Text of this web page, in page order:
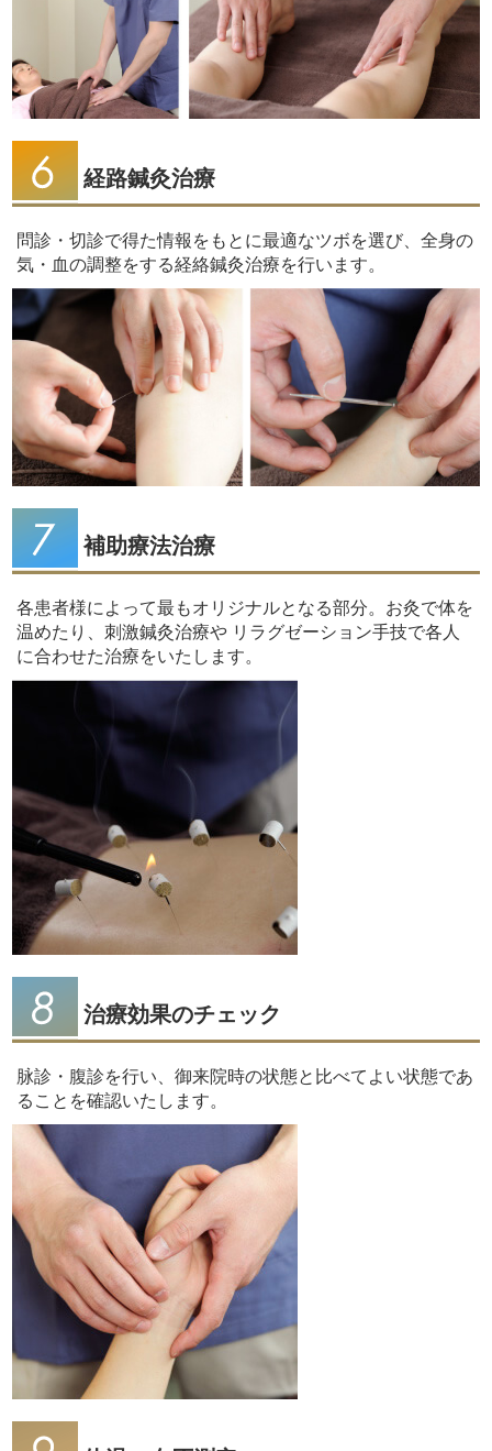
経路鍼灸治療
問診・切診で得た情報をもとに最適なツボを選び、全身の
気・血の調整をする経絡鍼灸治療を行います。
補助療法治療
各患者様によって最もオリジナルとなる部分。お灸で体を
温めたり、刺激鍼灸治療や リラグゼーション手技で各人
に合わせた治療をいたします。
治療効果のチェック
脉診・腹診を行い、御来院時の状態と比べてよい状態であ
ることを確認いたします。